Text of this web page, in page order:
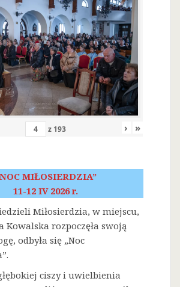
z 193 › »
MIŁOSIERDZIA”
11-12 IV 2026 r.
Miłosierdzia, w miejscu,
Kowalska rozpoczęła swoją
odbyła się „Noc
ciszy i uwielbienia